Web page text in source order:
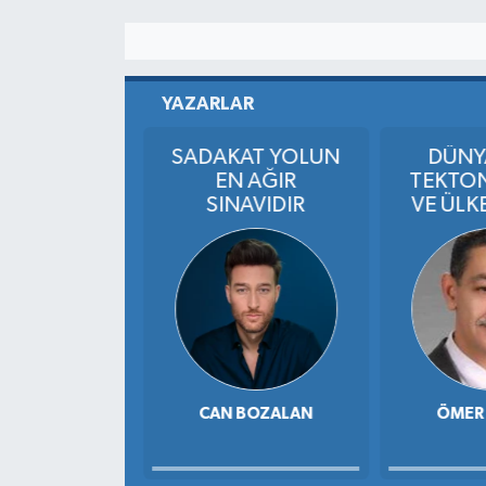
YAZARLAR
SADAKAT YOLUN
EN AĞIR
SINAVIDIR
CAN BOZALAN
VE
FAY